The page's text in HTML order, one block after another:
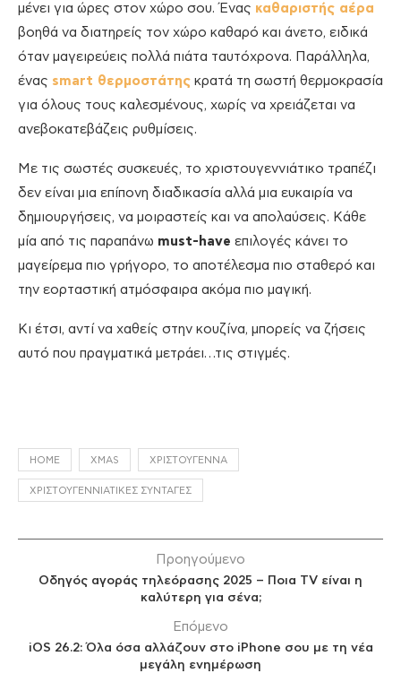
μένει για ώρες στον χώρο σου. Ένας καθαριστής αέρα
βοηθά να διατηρείς τον χώρο καθαρό και άνετο, ειδικά
όταν μαγειρεύεις πολλά πιάτα ταυτόχρονα. Παράλληλα,
ένας smart θερμοστάτης κρατά τη σωστή θερμοκρασία
για όλους τους καλεσμένους, χωρίς να χρειάζεται να
ανεβοκατεβάζεις ρυθμίσεις.
Με τις σωστές συσκευές, το χριστουγεννιάτικο τραπέζι
δεν είναι μια επίπονη διαδικασία αλλά μια ευκαιρία να
δημιουργήσεις, να μοιραστείς και να απολαύσεις. Κάθε
μία από τις παραπάνω must-have επιλογές κάνει το
μαγείρεμα πιο γρήγορο, το αποτέλεσμα πιο σταθερό και
την εορταστική ατμόσφαιρα ακόμα πιο μαγική.
Κι έτσι, αντί να χαθείς στην κουζίνα, μπορείς να ζήσεις
αυτό που πραγματικά μετράει…τις στιγμές.
HOME XMAS ΧΡΙΣΤΟΎΓΕΝΝΑ
ΧΡΙΣΤΟΥΓΕΝΝΙΆΤΙΚΕΣ ΣΥΝΤΑΓΈΣ
Προηγούμενο
Οδηγός αγοράς τηλεόρασης 2025 – Ποια TV είναι η
καλύτερη για σένα;
Επόμενο
iOS 26.2: Όλα όσα αλλάζουν στο iPhone σου με τη νέα
μεγάλη ενημέρωση